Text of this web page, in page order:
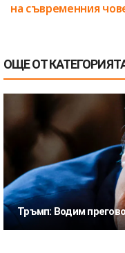
на съвременния
ОЩЕ ОТ
Тръмп: Водим